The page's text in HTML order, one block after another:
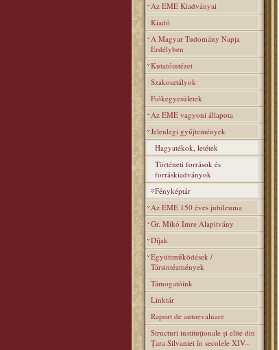
Az EME Kiadványai
Kiadó
A Magyar Tudomány Napja
Erdélyben
Kutatóintézet
Szakosztályok
Fiókegyesületek
Az EME vagyoni állapota
Jelenlegi gyűjtemények
Hagyatékok, letétek
Történeti források és
forráskiadványok
Fényképtár
Az EME 150 éves jubileuma
Gr. Mikó Imre Alapitvány
Díjak
Együttműködések /
Társintézmények
Támogatóink
Linktár
Raport de autoevaluare
Structuri instituţionale şi elite din
Ţara Silvaniei în secolele XIV–